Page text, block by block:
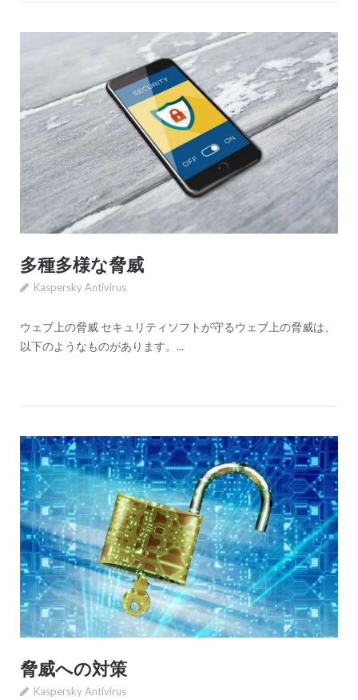
多種多様な脅威
Kaspersky Antivirus
ウェブ上の脅威 セキュリティソフトが守るウェブ上の脅威は、
以下のようなものがあります。...
脅威への対策
Kaspersky Antivirus